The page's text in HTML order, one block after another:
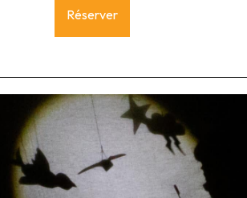
Réserver